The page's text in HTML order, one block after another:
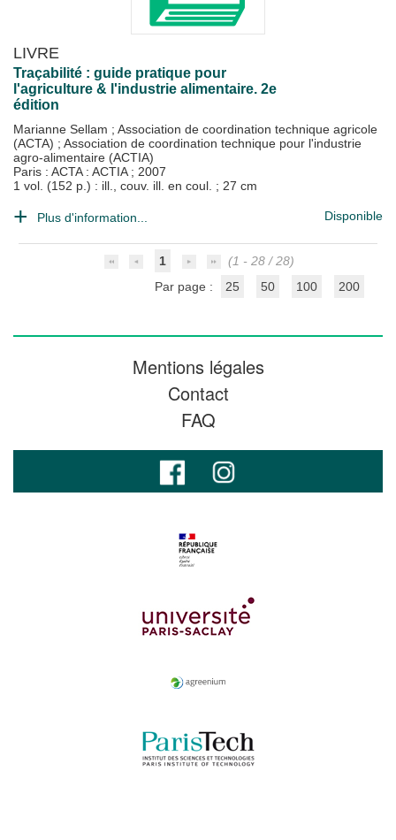
LIVRE
Traçabilité : guide pratique pour
l'agriculture & l'industrie alimentaire. 2e
édition
Marianne Sellam ; Association de coordination technique agricole
(ACTA) ; Association de coordination technique pour l'industrie
agro-alimentaire (ACTIA)
Paris : ACTA : ACTIA ; 2007
1 vol. (152 p.) : ill., couv. ill. en coul. ; 27 cm
Plus d'information... Disponible
1
(1 - 28 / 28)
Par page :
25 50 100 200
Mentions légales
Contact
FAQ